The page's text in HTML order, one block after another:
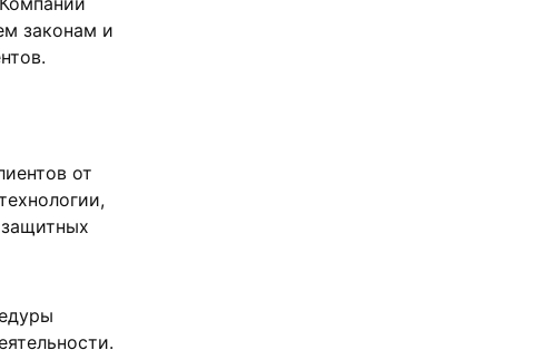
законам и
от